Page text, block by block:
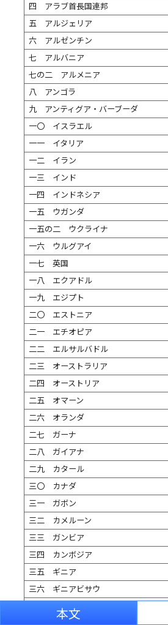
四 アラブ首長国連邦
五 アルジェリア
六 アルゼンチン
七 アルバニア
七の二 アルメニア
八 アンゴラ
九 アンティグア・バーブーダ
一〇 イスラエル
一一 イタリア
一二 イラン
一三 インド
一四 インドネシア
一五 ウガンダ
一五の二 ウクライナ
一六 ウルグアイ
一七 英国
一八 エクアドル
一九 エジプト
二〇 エストニア
二一 エチオピア
二二 エルサルバドル
二三 オーストラリア
二四 オーストリア
二五 オマーン
二六 オランダ
二七 ガーナ
二八 ガイアナ
二九 カタール
三〇 カナダ
三一 ガボン
三二 カメルーン
三三 ガンビア
三四 カンボジア
三五 ギニア
三六 ギニアビサウ
三七 キプロス
本文